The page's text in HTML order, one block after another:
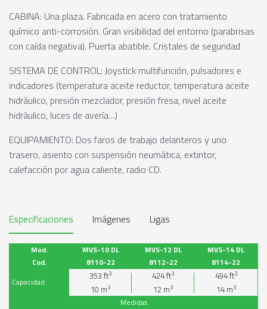
CABINA: Una plaza. Fabricada en acero con tratamiento
químico anti-corrosión. Gran visibilidad del entorno (parabrisas
con caída negativa). Puerta abatible. Cristales de seguridad
SISTEMA DE CONTROL: Joystick multifunción, pulsadores e
indicadores (temperatura aceite reductor, temperatura aceite
hidráulico, presión mezclador, presión fresa, nivel aceite
hidráulico, luces de avería…)
EQUIPAMIENTO: Dos faros de trabajo delanteros y uno
trasero, asiento con suspensión neumática, extintor,
calefacción por agua caliente, radio CD.
Especificaciones Imágenes Ligas
Mod.
Cod.
MVS-10 DL
8110-22
MVS-12 DL
8112-22
MVS-14 DL
8114-22
Capacidad
353 ft3
10 m3
424ft3
12 m3
494ft3
14m3
Medidas